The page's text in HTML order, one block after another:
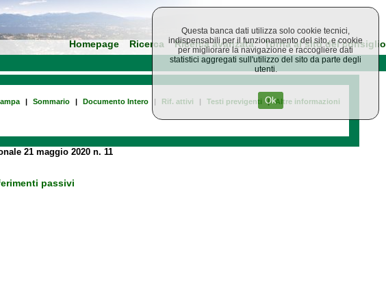
Homepage Ricerca Ricerca avanzata Torna al sito del consiglio
| Sommario | Documento Intero | Rif. attivi | Testi previgenti | Altre informazioni
21 maggio 2020 n. 11
passivi
Questa banca dati utilizza solo cookie tecnici,
indispensabili per il funzionamento del sito, e cookie
per migliorare la navigazione e raccogliere dati
statistici aggregati sull'utilizzo del sito da parte degli
utenti.
Ok